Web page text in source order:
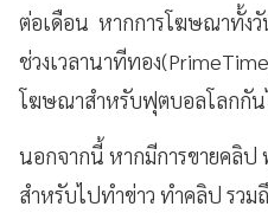
ต่อเดือน หากการโฆษณาทั้งวั
ช่วงเวลานาทีทอง
โฆษณาสำหรับฟุตบอลโลกกัน
นอกจากนี้ หากมีการขายคลิ
สำหรับไปทำข่าว ทำคลิป รวม